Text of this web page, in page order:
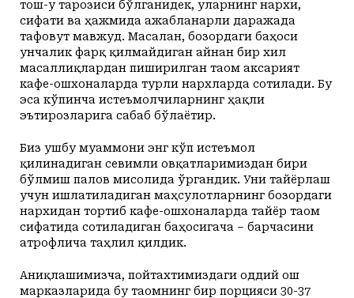
тош-у тарозиси бўлганидек, уларнинг нархи,
сифати ва ҳажмида ажабланарли даражада
тафовут мавжуд. Масалан, бозордаги баҳоси
унчалик фарқ қилмайдиган айнан бир хил
масаллиқлардан пиширилган таом аксарият
кафе-ошхоналарда турли нархларда сотилади. Бу
эса кўпинча истеъмолчиларнинг ҳақли
эътирозларига сабаб бўлаётир.
Биз ушбу муаммони энг кўп истеъмол
қилинадиган севимли овқатларимиздан бири
бўлмиш палов мисолида ўргандик. Уни тайёрлаш
учун ишлатиладиган маҳсулотларнинг бозордаги
нархидан тортиб кафе-ошхоналарда тайёр таом
сифатида сотиладиган баҳосигача – барчасини
атрофлича таҳлил қилдик.
Аниқлашимизча, пойтахтимиздаги оддий ош
марказларида бу таомнинг бир порцияси 30-37